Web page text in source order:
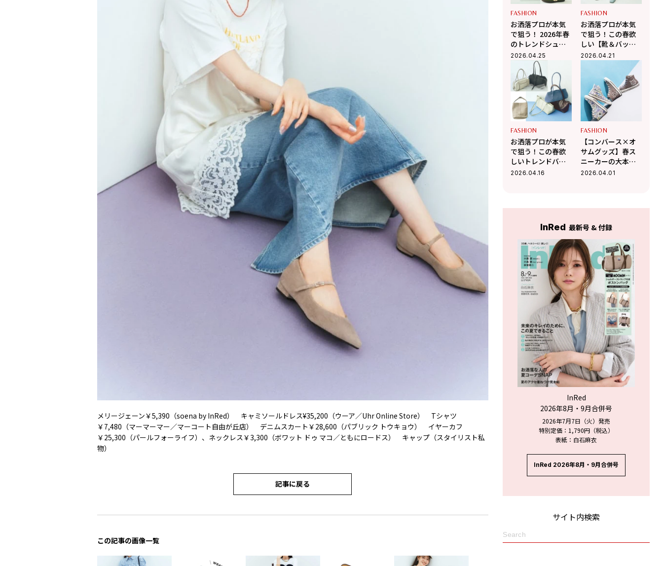
メリージェーン￥5,390（soena by InRed） キャミソールドレス¥35,200（ウーア／Uhr Online Store） Tシャツ
￥7,480（マーマーマー／マーコート自由が丘店） デニムスカート￥28,600（パブリック トウキョウ） イヤーカフ
￥25,300（パールフォーライフ）、ネックレス￥3,300（ボワット ドゥ マコ／ともにロードス） キャップ（スタイリスト私
物）
記事に戻る
この記事の画像一覧
FASHION
お洒落プロが本気
で狙う！ 2026年春
のトレンドシュー
ズ３選
2026.04.25
FASHION
お洒落プロが本気
で狙う！この春欲
しい【靴＆バッ
グ】トレンド３選
2026.04.21
FASHION
お洒落プロが本気
で狙う！この春欲
しいトレンドバッ
グ３選
2026.04.16
FASHION
【コンバース×オ
サムグッズ】春ス
ニーカーの大本
命！レトロ可愛い
2026.04.01
InRed 最新号 & 付録
InRed
2026年8月・9月合併号
2026年7月7日（火）発売
特別定価：1,790円（税込）
表紙：白石麻衣
InRed 2026年8月・9月合併号
サイト内検索